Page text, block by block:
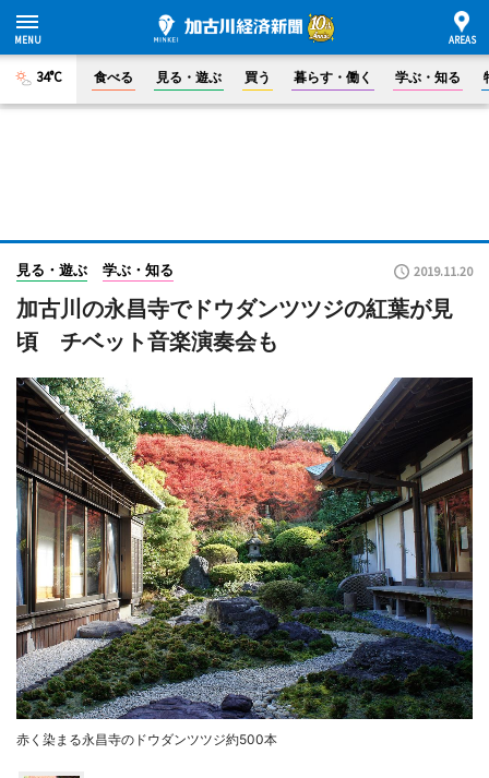
34°C 食べる 見る・遊ぶ 買う 暮らす・働く 学ぶ・知る
見る・遊ぶ 学ぶ・知る 2019.11.20
加古川の永昌寺でドウダンツツジの紅葉が見
頃 チベット音楽演奏会も
赤く染まる永昌寺のドウダンツツジ約500本